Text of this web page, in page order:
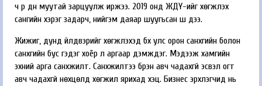
ч үр дүн муутай зарцуулж иржээ. 2019 онд ЖДҮ-ийг хөгжүүлэх
сангийн хэрэг задарч, нийгэм даяар шуугьсан шүү дээ.
Жижиг, дунд үйлдвэрийг хөгжүүлэхэд бүх улс орон санхүүгийн болон
санхүүгийн бус гэдэг хоёр л аргаар дэмждэг. Мэдээж хамгийн
эхний арга санхүүжилт. Санхүүжилтээ бүрэн авч чадахгүй эсвэл огт
авч чадахгүй нөхцөлд хөгжил ярихад хэцүү. Бизнес эрхлэгчид нь